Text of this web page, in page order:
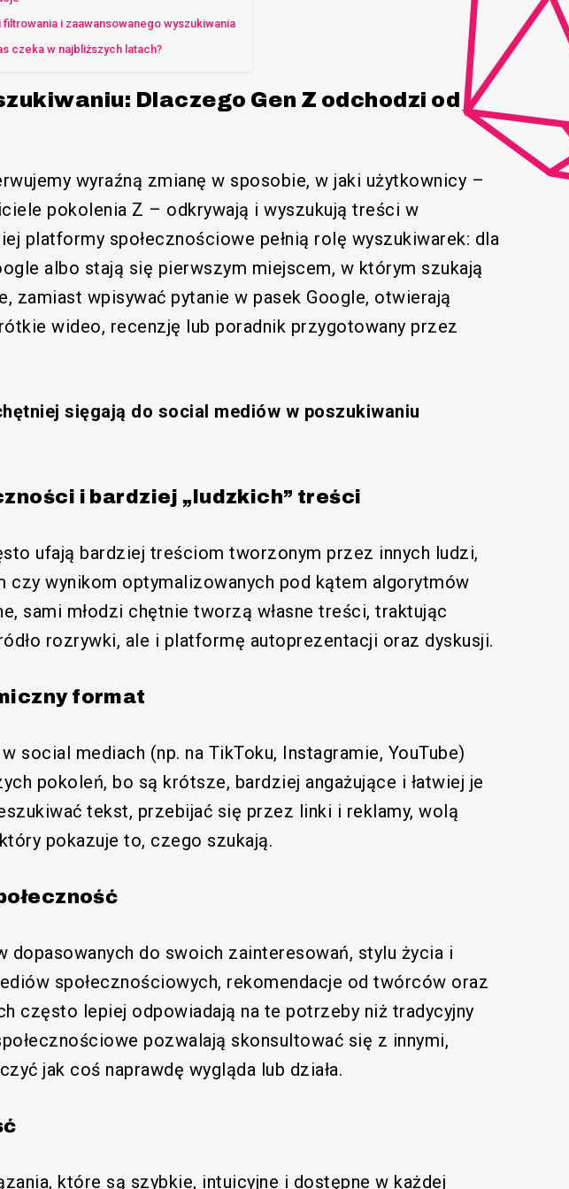
i zaawansowanego wyszukiwania
czeka w najbliższych latach?
Dlaczego Gen Z odchodzi od
wyraźną zmianę w sposobie, w jaki użytkownicy –
pokolenia Z – odkrywają i wyszukują treści w
platformy społecznościowe pełnią rolę wyszukiwarek: dla
albo stają się pierwszym miejscem, w którym szukają
zamiast wpisywać pytanie w pasek Google, otwierają
wideo, recenzję lub poradnik przygotowany przez
sięgają do social mediów w poszukiwaniu
i bardziej „ludzkich” treści
ufają bardziej treściom tworzonym przez innych ludzi,
czy wynikom optymalizowanych pod kątem algorytmów
sami młodzi chętnie tworzą własne treści, traktując
rozrywki, ale i platformę autoprezentacji oraz dyskusji.
format
social mediach (np. na TikToku, Instagramie, YouTube)
pokoleń, bo są krótsze, bardziej angażujące i łatwiej je
tekst, przebijać się przez linki i reklamy, wolą
pokazuje to, czego szukają.
dopasowanych do swoich zainteresowań, stylu życia i
społecznościowych, rekomendacje od twórców oraz
często lepiej odpowiadają na te potrzeby niż tradycyjny
pozwalają skonsultować się z innymi,
jak coś naprawdę wygląda lub działa.
które są szybkie, intuicyjne i dostępne w każdej